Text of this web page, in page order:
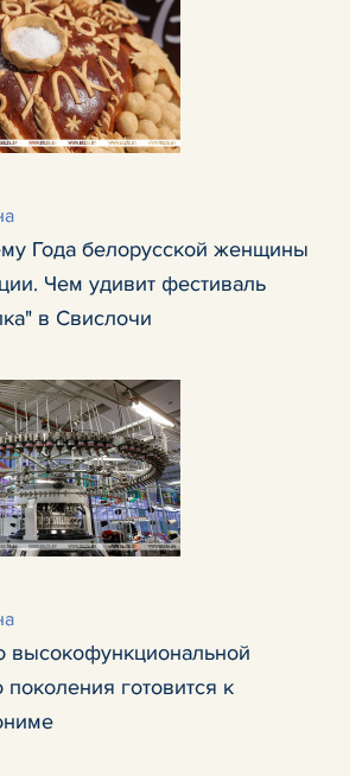
Года белорусской женщины
Чем удивит фестиваль
в Свислочи
высокофункциональной
готовится к